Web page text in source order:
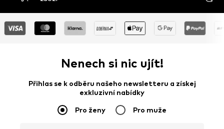
Nenech si nic ujít!
Přihlas se k odběru našeho newsletteru a získej
exkluzivní nabídky
Pro ženy Pro muže